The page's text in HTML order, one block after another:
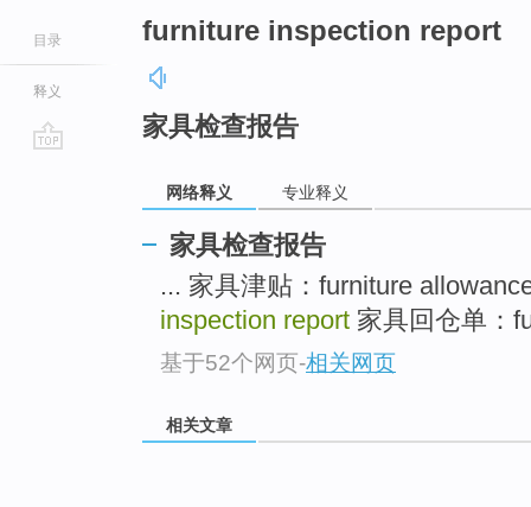
目录
释义
furniture inspection report
家具检查报告
网络释义 专业释义
家具检查报告
... 家具津贴：furniture
inspection report 家具回仓单：
基于52个网页-相关网页
相关文章